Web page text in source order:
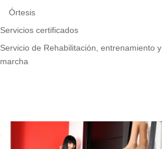
Órtesis
Servicios certificados
Servicio de Rehabilitación, entrenamiento y
marcha